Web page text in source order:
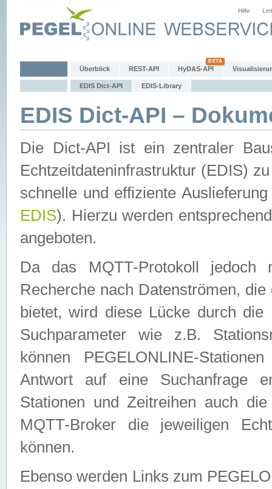
Hilfe
Überblick REST-API HyDAS-API
EDIS Dict-API EDIS-Library
EDIS Dict-API –
Die Dict-API ist ein zentraler
Echtzeitdateninfrastruktur (EDIS)
schnelle und effiziente
EDIS). Hierzu werden
angeboten.
Da das MQTT-Protokoll jedoch
Recherche nach Datenströmen,
bietet, wird diese Lücke durch die
Suchparameter wie z.B.
können PEGELONLINE-
Antwort auf eine Suchanfrage
Stationen und Zeitreihen auch
MQTT-Broker die jeweiligen
können.
Ebenso werden Links zum